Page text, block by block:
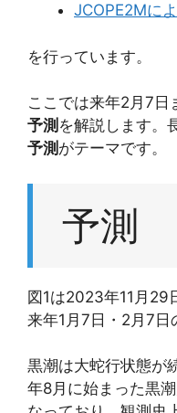
JCOPE2Mに
を行っています。
ここでは来年2月7日
予測 を解説します。
予測 がテーマです。
予測
図1は2023年11月29
来年1月7日・2月7日
黒潮は大蛇行状態が
年8月に始まった黒